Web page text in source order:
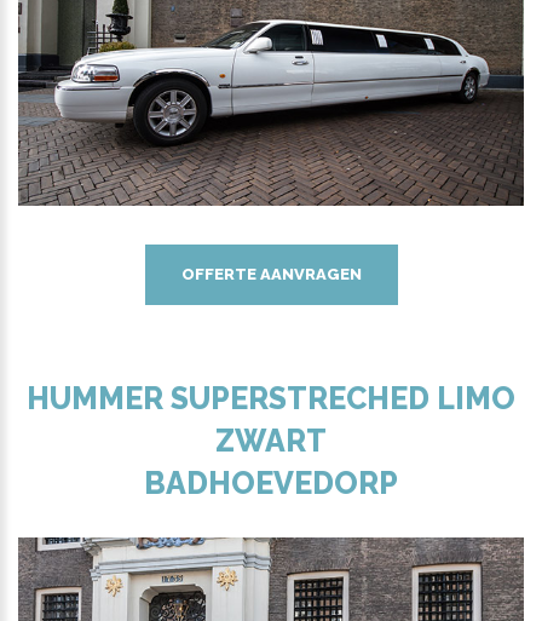
OFFERTE AANVRAGEN
HUMMER SUPERSTRECHED LIMO
ZWART
BADHOEVEDORP